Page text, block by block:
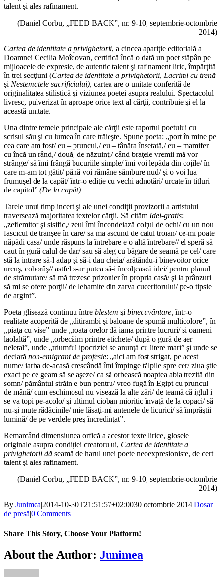
talent şi ales rafinament.
(Daniel Corbu, „FEED BACK”, nr. 9-10, septembrie-octombrie
2014)
Cartea de identitate a privighetorii, a cincea apariţie editorială a
Doamnei Cecilia Moîdovan, certifică încă o dată un poet stăpân pe
mijloacele de expresie, de autentic talent şi rafinament liric, împărţită
în trei secţiuni (Cartea de identitate a privighetorii, Lacrimi cu trenă
şi Nestematele sacrificiului), cartea are o unitate conferită de
originalitatea stilistică şi viziunea poetei asupra realului. Spectacolul
livresc, pulverizat în aproape orice text al cărţii, contribuie şi el la
această unitate.
Una dintre temele principale ale cărţii este raportul poetului cu
scrisul său şi cu lumea în care trăieşte. Spune poeta: „port în mine pe
cea care am fost/ eu – pruncul,/ eu – tânăra însetată,/ eu – mamifer
cu încă un rând,/ două, de năzuinţi/ când braţele vremii mă vor
strânge/ să îmi frângă bucuriile simple/ îmi voi lepăda din cojile/ în
care m-am tot gătit/ până voi rămâne sâmbure nud/ şi o voi lua
frumuşel de la capăt/ într-o ediţie cu vechi adnotări/ urcate în titluri
de capitol” (De la capăt).
Tarele unui timp incert şi ale unei condiţii provizorii a artistului
traversează majoritatea textelor cărţii. Să cităm Idei-gratis:
„zeflemitor şi sisific,/ zeul îmi încondeiază colţul de ochi/ cu un nou
fascicul de tranşee în care/ să mă ascund de calul troian/ ce-mi poate
năpădi casa/ unde răspuns la întrebare e o altă întrebare// el speră să
caut în gură calul de dar/ sau să aleg cu băgare de seamă pe cel/ care
stă la intrare să-l adap şi să-i dau cheia/ arătându-i binevoitor orice
urcuş, coborâş// astfel s-ar putea să-i încolţească idei/ pentru planul
de strămutare/ să mă trezesc prizonier în propria casă/ şi la prânzuri
să mi se ofere porţii/ de lehamite din zarva cuceritorului/ pe-o tipsie
de argint”.
Poeta glisează continuu între blestem şi binecuvântare,într-o
realitate acoperită de „ditirambi şi baloane de spumă multicolore”, în
„piaţa cu vise” unde „roata orelor dă iama printre lucruri/ şi oameni
laolaltă”, unde „orbecăim printre etichete/ după o gură de aer
neletal”, unde „triumful ipocriziei se anunţă cu litere mari” şi unde se
declară non-emigrant de profesie: „aici am fost strigat, pe acest
nume/ iarba de-acasă crescândă îmi împinge tălpile spre cer/ ziua ştie
exact pe ce geam să se aşeze/ ca să orbească noaptea abia trezită din
somn/ pământul străin e bun pentru/ vreo fugă în Egipt cu pruncul
de mână/ cum eschimosul nu visează la alte zări/ de teamă că iglul i
se va topi pe-acolo/ şi ultimul cioban mioritic învaţă de la copaci/ să
nu-şi mute rădăcinile/ mie lăsaţi-mi antenele de licurici/ să împrăştii
lumină/ de pe verdele preş încredinţat”.
Remarcând dimensiunea orfică a acestor texte lirice, glosele
originale asupra condiţiei creatorului, Cartea de identitate a
privighetorii dă seamă de harul unei poete neoexpresioniste, de cert
talent şi ales rafinament.
(Daniel Corbu, „FEED BACK”, nr. 9-10, septembrie-octombrie
2014)
By Junimea|2014-10-30T21:51:57+02:0030 octombrie 2014|Dosar
de presă|0 Comments
Share This Story, Choose Your Platform!
Facebook
X
Bluesky
Reddit
LinkedIn
WhatsApp
Telegram
Tumblr
Xing
Email
Copy
Link
About the Author: Junimea